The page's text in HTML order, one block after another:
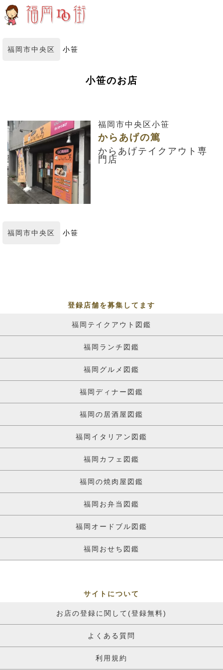
福岡市中央区 小笹
小笹のお店
福岡市中央区小笹
からあげの篤
からあげテイクアウト専
門店
福岡市中央区 小笹
登録店舗を募集してます
福岡テイクアウト図鑑
福岡ランチ図鑑
福岡グルメ図鑑
福岡ディナー図鑑
福岡の居酒屋図鑑
福岡イタリアン図鑑
福岡カフェ図鑑
福岡の焼肉屋図鑑
福岡お弁当図鑑
福岡オードブル図鑑
福岡おせち図鑑
サイトについて
お店の登録に関して(登録無料)
よくある質問
利用規約